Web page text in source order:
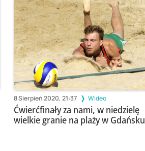
8 Sierpień 2020, 21:37 Wideo
Ćwierćfinały za nami, w niedzielę
wielkie granie na plaży w Gdańsku